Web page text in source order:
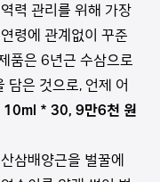
력 관리를 위해 가장
령에 관계없이 꾸준
품은 6년근 수삼으로
은 것으로, 언제 어
10ml * 30, 9만6천 원
산삼배양근을 벌꿀에